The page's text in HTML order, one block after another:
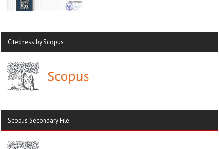
Citedness by Scopus
Scopus Secondary File